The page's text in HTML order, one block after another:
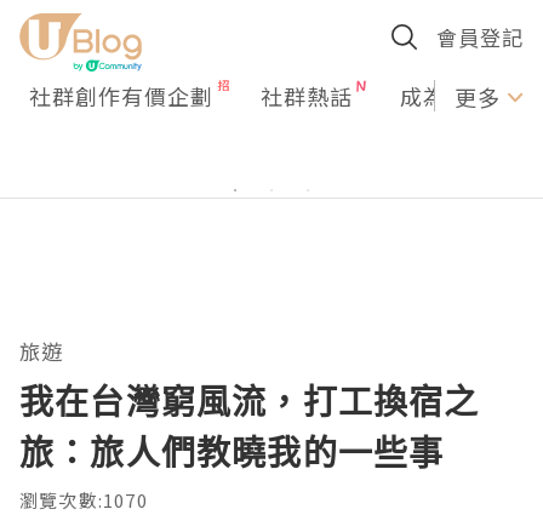
會員登記
社群創作有價企劃 社群熱話 成為U更多
旅遊
我在台灣窮風流，打工換宿之
旅：旅人們教曉我的一些事
瀏覽次數:1070